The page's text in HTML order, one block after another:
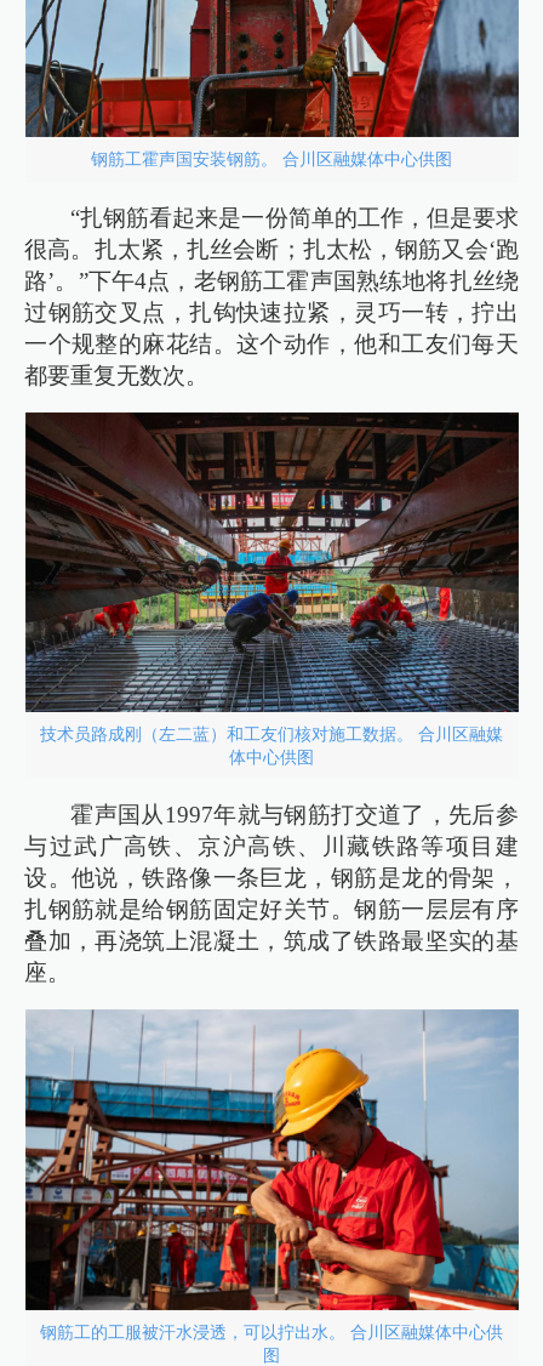
钢筋工霍声国安装钢筋。 合川区融媒体中心供图
“扎钢筋看起来是一份简单的工作，但是要求
很高。扎太紧，扎丝会断；扎太松，钢筋又会‘跑
路’。”下午4点，老钢筋工霍声国熟练地将扎丝绕
过钢筋交叉点，扎钩快速拉紧，灵巧一转，拧出
一个规整的麻花结。这个动作，他和工友们每天
都要重复无数次。
技术员路成刚（左二蓝）和工友们核对施工数据。 合川区融媒
体中心供图
霍声国从1997年就与钢筋打交道了，先后参
与过武广高铁、京沪高铁、川藏铁路等项目建
设。他说，铁路像一条巨龙，钢筋是龙的骨架，
扎钢筋就是给钢筋固定好关节。钢筋一层层有序
叠加，再浇筑上混凝土，筑成了铁路最坚实的基
座。
钢筋工的工服被汗水浸透，可以拧出水。 合川区融媒体中心供
图